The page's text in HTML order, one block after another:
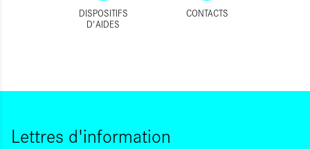
DISPOSITIFS
D'AIDES
CONTACTS
Lettres d'information